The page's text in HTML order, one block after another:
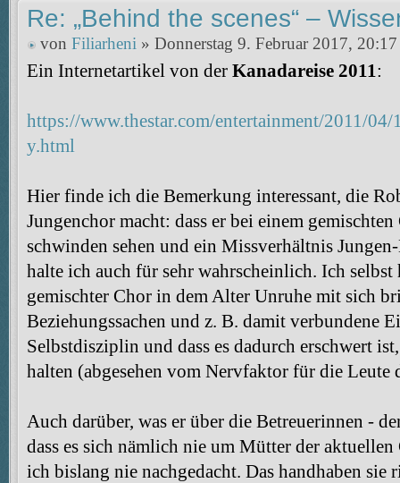
Re: „Behind the scenes“ –
von Filiarheni » Donnerstag 9. Februar 2017, 20:17
Ein Internetartikel von der Kanadareise 2011 :
https://www.thestar.com/entertainment/2011/
y.html
Hier finde ich die Bemerkung interessant, die
Jungenchor macht: dass er bei einem
schwinden sehen und ein Missverhältnis
halte ich auch für sehr wahrscheinlich. Ich selbst
gemischter Chor in dem Alter Unruhe mit sich
Beziehungssachen und z. B. damit verbundene
Selbstdisziplin und dass es dadurch erschwert
halten (abgesehen vom Nervfaktor für die
Auch darüber, was er über die Betreuerinnen -
dass es sich nämlich nie um Mütter der
ich bislang nie nachgedacht. Das handhaben sie